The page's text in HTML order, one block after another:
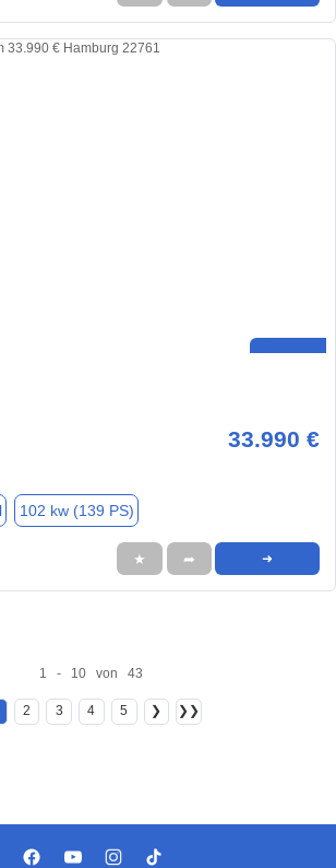
33.990 €
102 kw (139 PS)
★ ➦ ➜
1 - 10 von 43
2 3 4 5 ❯ ❯❯